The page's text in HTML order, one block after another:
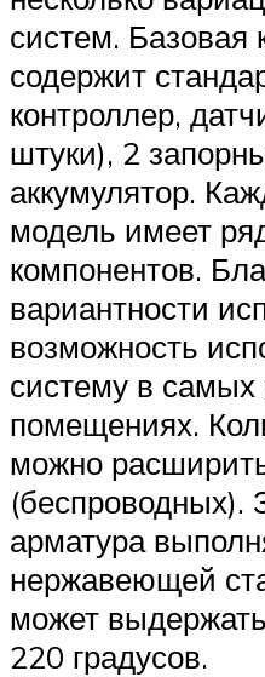
систем. Базовая
содержит
контроллер,
штуки), 2
аккумулятор.
модель имеет
компонентов.
вариантности
возможность
систему в
помещениях.
можно
(беспроводных).
арматура
нержавеющей
может
220 градусов.